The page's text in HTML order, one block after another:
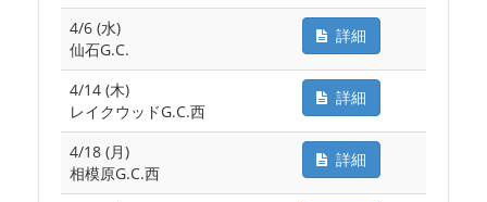
4/6 (水)
仙石G.C.
詳細
4/14 (木)
レイクウッドG.C.西
詳細
4/18 (月)
相模原G.C.西
詳細